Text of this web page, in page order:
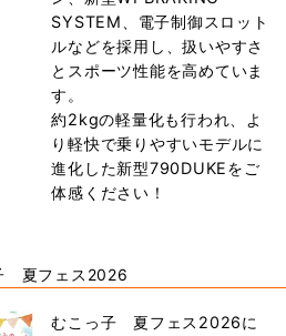
SYSTEM、電子制御スロット
ルなどを採用し、扱いやすさ
とスポーツ性能を高めていま
す。
約2kgの軽量化も行われ、よ
り軽快で乗りやすいモデルに
進化した新型790DUKEをご
体感ください！
夏フェス2026
むこっ子 夏フェス2026に